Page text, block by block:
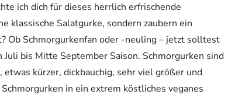
ich dich für dieses herrlich erfrischende
klassische Salatgurke, sondern zaubern ein
Ob Schmorgurkenfan oder -neuling – jetzt solltest
bis Mitte September Saison. Schmorgurken sind
kürzer, dickbauchig, sehr viel größer und
in ein extrem köstliches veganes